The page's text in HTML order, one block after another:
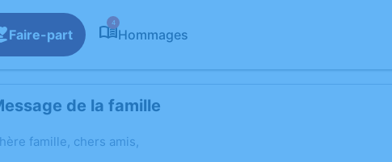
Faire-part
4
Hommages
de la famille
famille, chers amis,